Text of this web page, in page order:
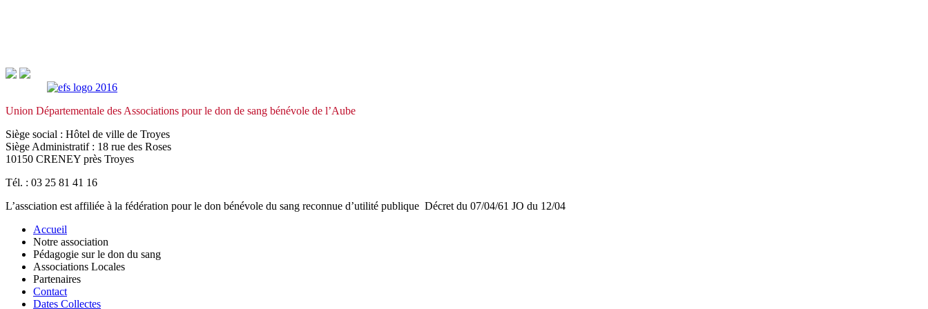
Union Départementale des Associations pour le don de sang bénévole de l’Aube
Siège social : Hôtel de ville de Troyes
Siège Administratif : 18 rue des Roses
10150 CRENEY près Troyes
Tél. : 03 25 81 41 16
L’assciation est affiliée à la fédération pour le don bénévole du sang reconnue d’utilité publique Décret du 07/04/61 JO du 12/04
Accueil
Notre association
Pédagogie sur le don du sang
Associations Locales
Partenaires
Contact
Dates Collectes